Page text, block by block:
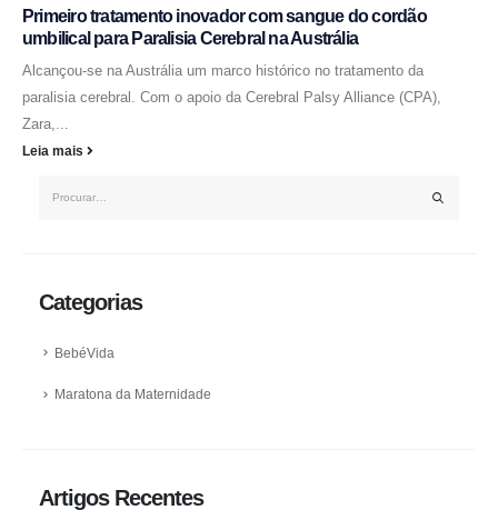
Primeiro tratamento inovador com sangue do cordão
umbilical para Paralisia Cerebral na Austrália
Alcançou-se na Austrália um marco histórico no tratamento da
paralisia cerebral. Com o apoio da Cerebral Palsy Alliance (CPA),
Zara,...
Leia mais
Categorias
BebéVida
Maratona da Maternidade
Artigos Recentes